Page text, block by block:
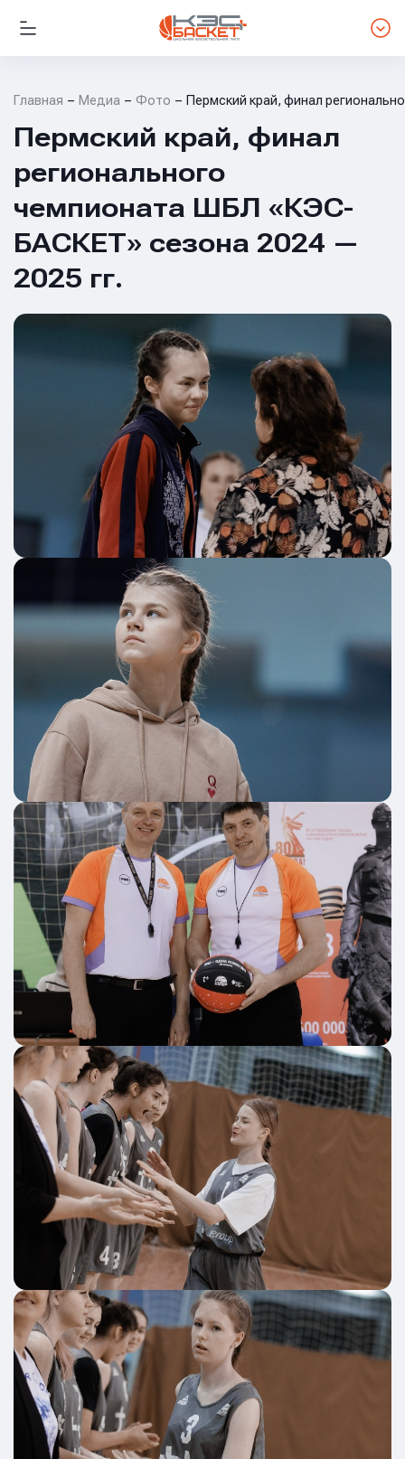
Главная Медиа Фото Пермский край, финал
Пермский край, финал
регионального
чемпионата ШБЛ «КЭС-
БАСКЕТ» сезона 2024 —
2025 гг.